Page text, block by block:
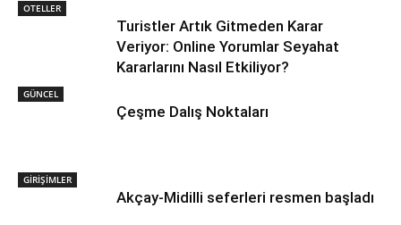
OTELLER
Turistler Artık Gitmeden Karar
Veriyor: Online Yorumlar Seyahat
Kararlarını Nasıl Etkiliyor?
GÜNCEL
Çeşme Dalış Noktaları
GİRİŞİMLER
Akçay-Midilli seferleri resmen başladı